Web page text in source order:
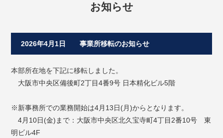
お知らせ
2026年4月1日 事業所移転のお知らせ
本部所在地を下記に移転しました。
大阪市中央区備後町2丁目4番9号 日本精化ビル5階
※新事務所での業務開始は4月13日(月)からとなります。
4月10日(金)まで：大阪市中央区北久宝寺町4丁目2番10号 東
明ビル4F